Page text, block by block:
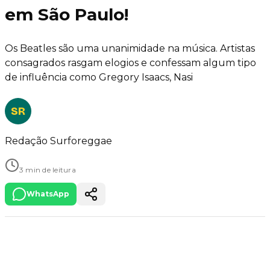
em São Paulo!
Os Beatles são uma unanimidade na música. Artistas
consagrados rasgam elogios e confessam algum tipo
de influência como Gregory Isaacs, Nasi
SR
Redação Surforeggae
3 min de leitura
WhatsApp